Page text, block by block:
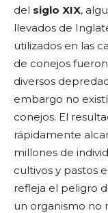
del siglo XIX,
llevados de
utilizados en las
de conejos
diversos
embargo no
conejos. El
rápidamente
millones de
cultivos y pastos
refleja el peligro
un organismo no